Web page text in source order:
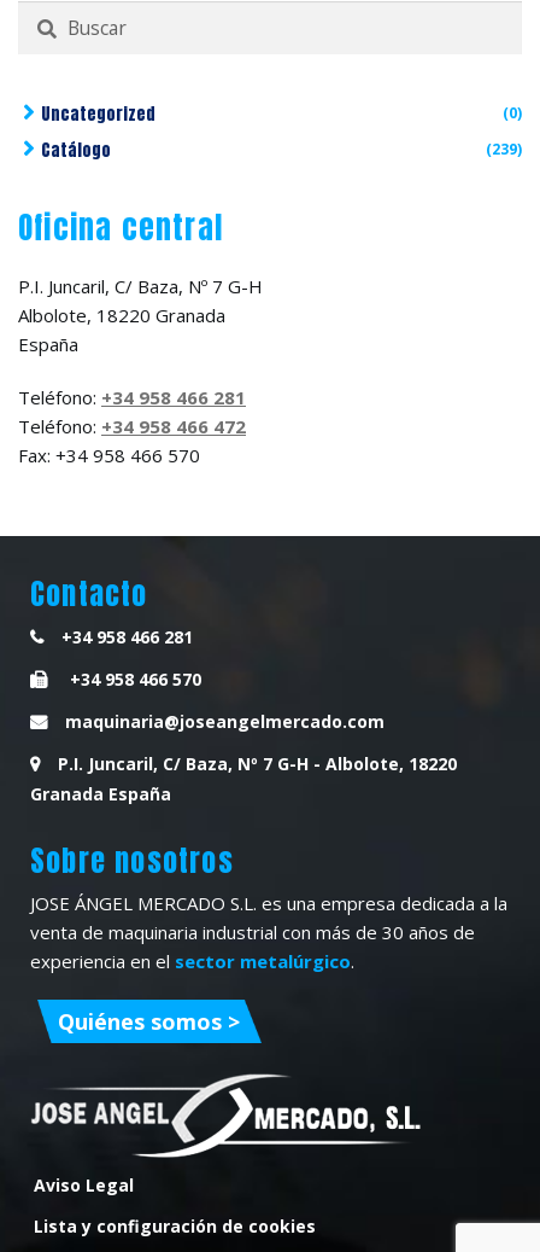
Buscar
por:
Uncategorized (0)
Catálogo (239)
Oficina central
P.I. Juncaril, C/ Baza, Nº 7 G-H
Albolote, 18220 Granada
España
Teléfono: +34 958 466 281
Teléfono: +34 958 466 472
Fax: +34 958 466 570
Contacto
+34 958 466 281
+34 958 466 570
maquinaria@joseangelmercado.com
P.I. Juncaril, C/ Baza, Nº 7 G-H - Albolote, 18220
Granada España
Sobre nosotros
JOSE ÁNGEL MERCADO S.L. es una empresa dedicada a la
venta de maquinaria industrial con más de 30 años de
experiencia en el sector metalúrgico.
Quiénes somos >
Aviso Legal
Lista y configuración de cookies